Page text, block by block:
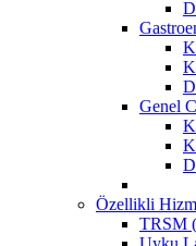
Genel
Özellikli
TRSM